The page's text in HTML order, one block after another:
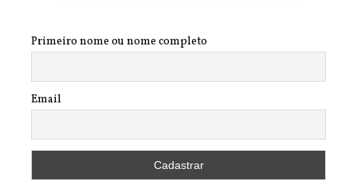
Primeiro nome ou nome completo
Email